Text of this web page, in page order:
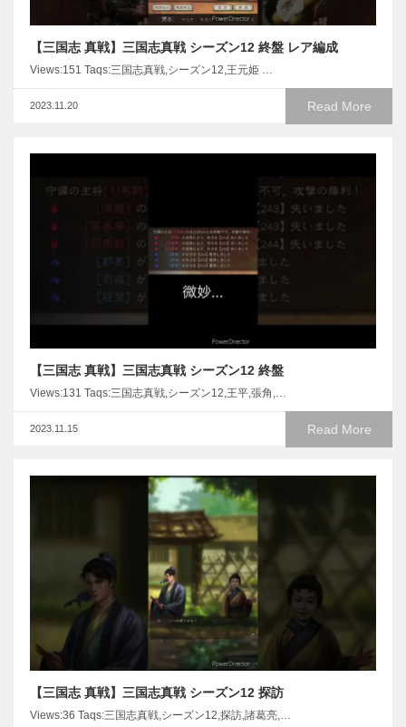
【三国志 真戦】三国志真戦 シーズン12 終盤 レア編成
Views:151 Taqs:三国志真戦,シーズン12,王元姫 …
Read More
2023.11.20
【三国志 真戦】三国志真戦 シーズン12 終盤
Views:131 Taqs:三国志真戦,シーズン12,王平,張角,…
Read More
2023.11.15
【三国志 真戦】三国志真戦 シーズン12 探訪
Views:36 Taqs:三国志真戦,シーズン12,探訪,諸葛亮,…